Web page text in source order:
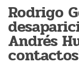
Rodrigo
Andrés